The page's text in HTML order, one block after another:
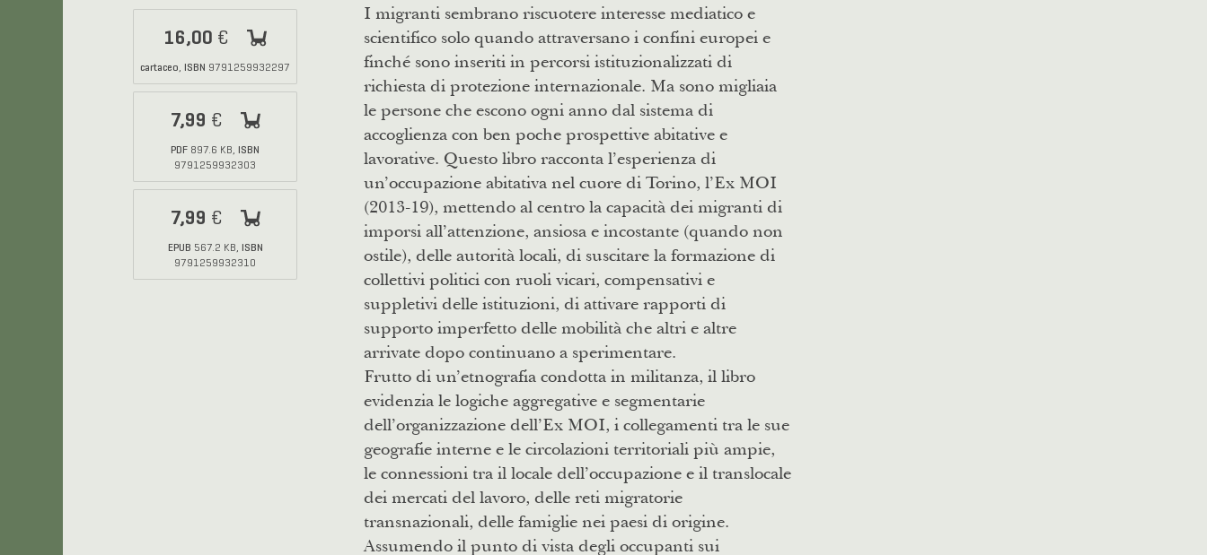
16,00 €
cartaceo, ISBN 9791259932297
7,99 €
PDF 897.6 KB, ISBN
9791259932303
7,99 €
EPUB 567.2 KB, ISBN
9791259932310
I migranti sembrano riscuotere interesse mediatico e
scientifico solo quando attraversano i confini europei e
finché sono inseriti in percorsi istituzionalizzati di
richiesta di protezione internazionale. Ma sono migliaia
le persone che escono ogni anno dal sistema di
accoglienza con ben poche prospettive abitative e
lavorative. Questo libro racconta l’esperienza di
un’occupazione abitativa nel cuore di Torino, l’Ex MOI
(2013-19), mettendo al centro la capacità dei migranti di
imporsi all’attenzione, ansiosa e incostante (quando non
ostile), delle autorità locali, di suscitare la formazione di
collettivi politici con ruoli vicari, compensativi e
suppletivi delle istituzioni, di attivare rapporti di
supporto imperfetto delle mobilità che altri e altre
arrivate dopo continuano a sperimentare.
Frutto di un’etnografia condotta in militanza, il libro
evidenzia le logiche aggregative e segmentarie
dell’organizzazione dell’Ex MOI, i collegamenti tra le sue
geografie interne e le circolazioni territoriali più ampie,
le connessioni tra il locale dell’occupazione e il translocale
dei mercati del lavoro, delle reti migratorie
transnazionali, delle famiglie nei paesi di origine.
Assumendo il punto di vista degli occupanti sui